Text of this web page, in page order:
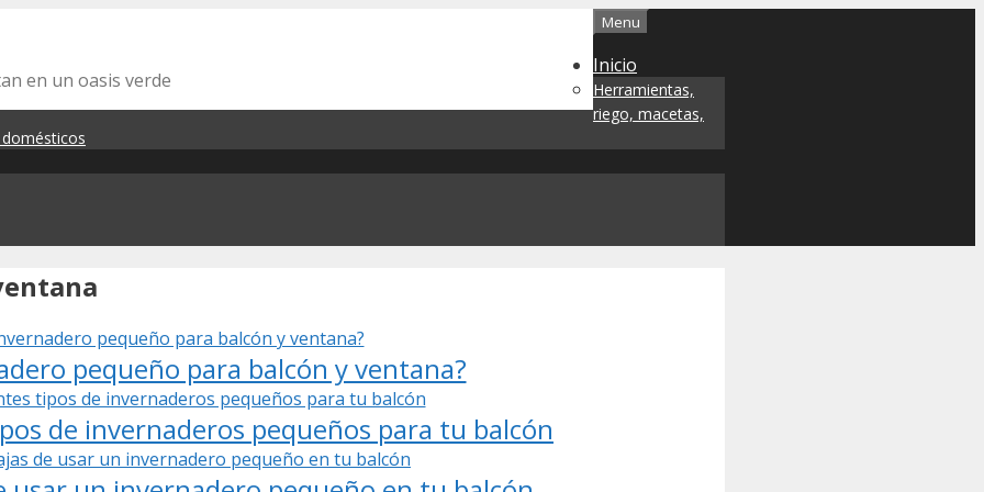
en un oasis verde
Menu
Inicio
Herramientas,
riego, macetas,
pequeño para balcón y ventana?
de invernaderos pequeños para tu balcón